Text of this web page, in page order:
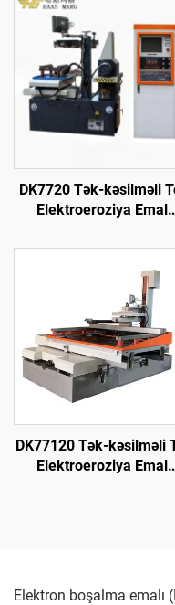
DK7720 Tək-kəsilməli
Elektroeroziya Emal
DK77120 Tək-kəsilməli
Elektroeroziya Emal
Elektron boşalma emalı